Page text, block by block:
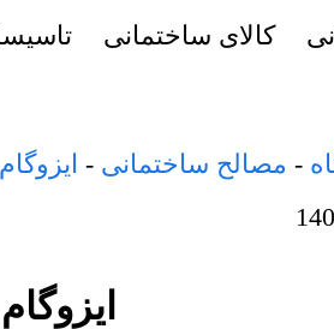
کالای ساختمانی
- مصالح ساختمانی - ایزوگام